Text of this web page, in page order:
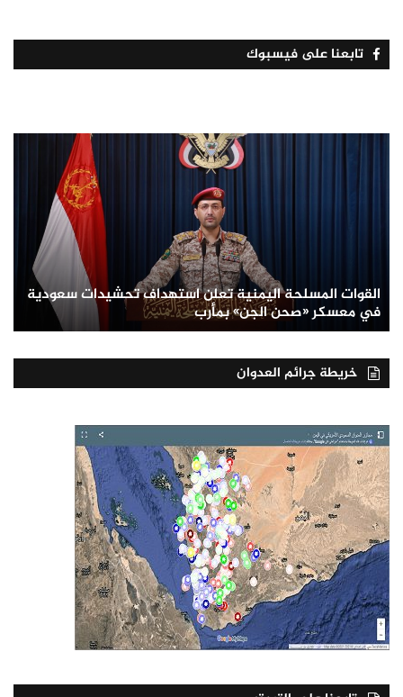
تابعنا على فيسبوك
القوات المسلحة اليمنية تعلن استهداف تحشيدات سعودية
في معسكر «صحن الجن» بمأرب
خريطة جرائم العدوان